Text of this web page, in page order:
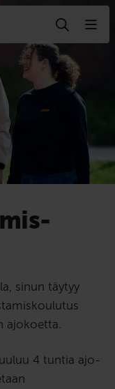
sinun täytyy
ajokoetta.
4 tuntia ajo-